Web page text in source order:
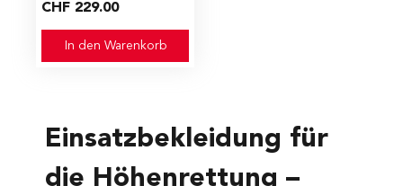
CHF 229.00
In den Warenkorb
Einsatzbekleidung für
die Höhenrettung –